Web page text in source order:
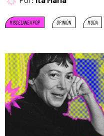
MISCELÁNEA POP OPINIÓN MODA